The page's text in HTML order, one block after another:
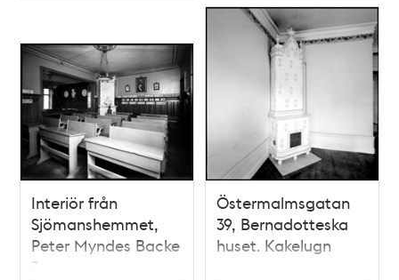
Interiör från
Sjömanshemmet,
Peter Myndes Backe
3
Östermalmsgatan
39, Bernadotteska
huset. Kakelugn